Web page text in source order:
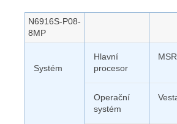
N6916S-P08-
8MP
Systém
Hlavní
procesor
Operační
systém